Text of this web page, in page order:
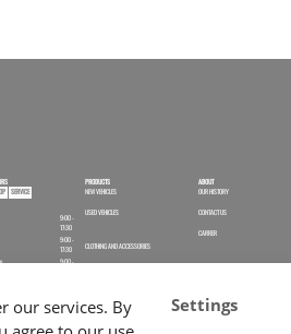
SERVICE
9:00 -
17:30
9:00 -
17:30
9:00 -
9:00 -
17:30
9:30 -
ABOUT
OUR HISTORY
CONTACT US
CARRER
PRODUCTS
NEW VEHICLES
USED VEHICLES
CLOTHING AND ACCESSORIES
PARTS AND SERVICE
our services. By
Settings